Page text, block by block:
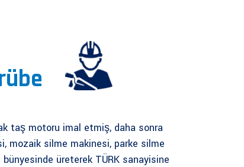
taş motoru imal etmiş, daha sonra
mozaik silme makinesi, parke silme
üreterek TÜRK sanayisine